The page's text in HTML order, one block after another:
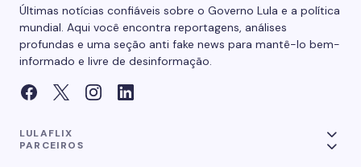
Últimas notícias confiáveis sobre o Governo Lula e a política
mundial. Aqui você encontra reportagens, análises
profundas e uma seção anti fake news para mantê-lo bem-
informado e livre de desinformação.
LULAFLIX
PARCEIROS